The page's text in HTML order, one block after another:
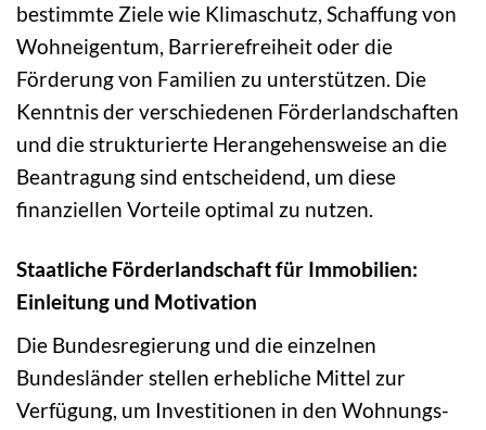
bestimmte Ziele wie Klimaschutz, Schaffung von
Wohneigentum, Barrierefreiheit oder die
Förderung von Familien zu unterstützen. Die
Kenntnis der verschiedenen Förderlandschaften
und die strukturierte Herangehensweise an die
Beantragung sind entscheidend, um diese
finanziellen Vorteile optimal zu nutzen.
Staatliche Förderlandschaft für Immobilien:
Einleitung und Motivation
Die Bundesregierung und die einzelnen
Bundesländer stellen erhebliche Mittel zur
Verfügung, um Investitionen in den Wohnungs-